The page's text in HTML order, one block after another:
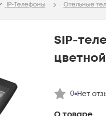
IP-Телефоны Отельные
SIP-
0 Нет